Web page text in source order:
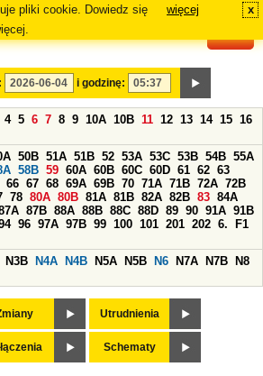
pliki cookie. Dowiedz się
więcej x
i godzinę:
4 5 6 7 8 9 10A 10B 11 12 13 14 15 16
50B 51A 51B 52 53A 53C 53B 54B 55A
58B 59 60A 60B 60C 60D 61 62 63
66 67 68 69A 69B 70 71A 71B 72A 72B
78 80A 80B 81A 81B 82A 82B 83 84A
87B 88A 88B 88C 88D 89 90 91A 91B
96 97A 97B 99 100 101 201 202 6.
F1
N3B N4A N4B N5A N5B N6 N7A N7B
N8
Utrudnienia
Schematy